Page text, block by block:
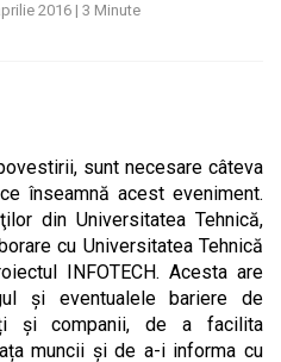
2016 | 3 Minute
sunt necesare câteva
înseamnă acest eveniment.
din Universitatea Tehnică,
cu Universitatea Tehnică
INFOTECH. Acesta are
și eventualele bariere de
și companii, de a facilita
muncii și de a-i informa cu